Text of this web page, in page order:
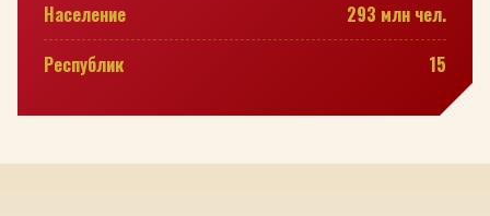
Население
293 млн чел.
Республик
15